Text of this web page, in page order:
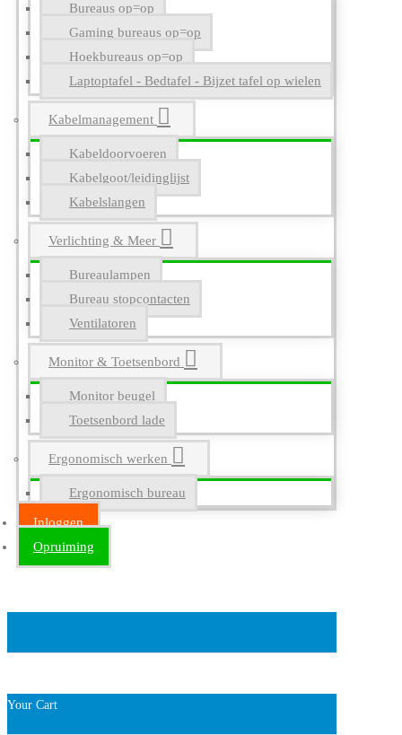
Bureaus op=op
Gaming bureaus op=op
Hoekbureaus op=op
Laptoptafel - Bedtafel - Bijzet tafel op wielen
Kabelmanagement
Kabeldoorvoeren
Kabelgoot/leidinglijst
Kabelslangen
Verlichting & Meer
Bureaulampen
Bureau stopcontacten
Ventilatoren
Monitor & Toetsenbord
Monitor beugel
Toetsenbord lade
Ergonomisch werken
Ergonomisch bureau
Inloggen
Opruiming
Your Cart